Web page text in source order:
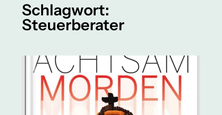
Schlagwort:
Steuerberater